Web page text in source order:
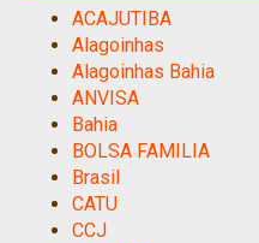
ACAJUTIBA
Alagoinhas
Alagoinhas Bahia
ANVISA
Bahia
BOLSA FAMILIA
Brasil
CATU
CCJ